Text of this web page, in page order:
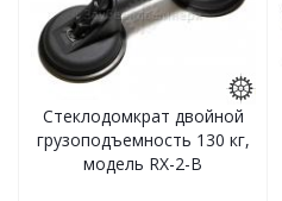
Стеклодомкрат двойной
грузоподъемность 130 кг,
модель RX-2-B